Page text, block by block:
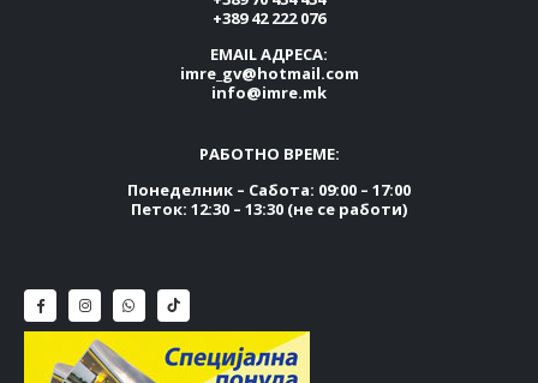
+389 42 222 076
EMAIL АДРЕСА:
imre_gv@hotmail.com
info@imre.mk
РАБОТНО ВРЕМЕ:
Понеделник – Сабота: 09:00 – 17:00
Петок: 12:30 – 13:30 (не се работи)